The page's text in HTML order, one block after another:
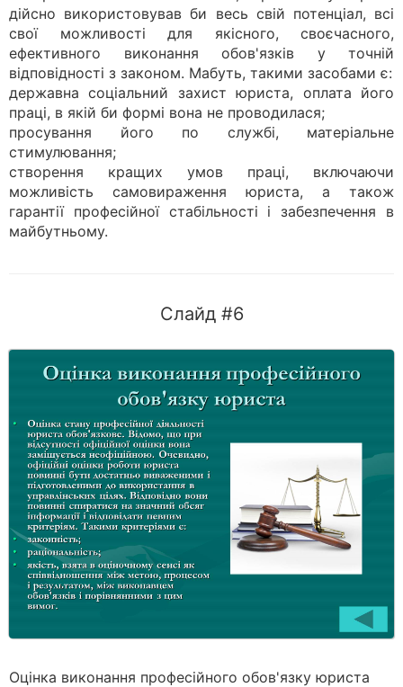
дійсно використовував би весь свій потенціал, всі
свої можливості для якісного, своєчасного,
ефективного виконання обов'язків у точній
відповідності з законом. Мабуть, такими засобами є:
державна соціальний захист юриста, оплата його
праці, в якій би формі вона не проводилася;
просування його по службі, матеріальне
стимулювання;
створення кращих умов праці, включаючи
можливість самовираження юриста, а також
гарантії професійної стабільності і забезпечення в
майбутньому.
Слайд #6
Оцінка виконання професійного обов'язку юриста